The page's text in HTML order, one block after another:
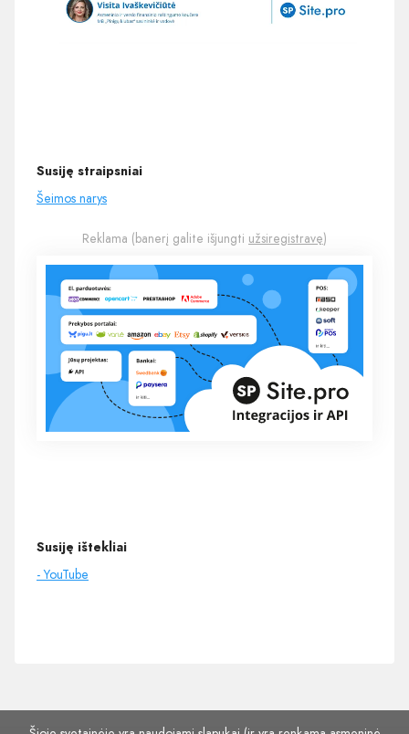
Susiję straipsniai
Šeimos narys
Reklama (banerį galite išjungti užsiregistravę)
Susiję ištekliai
- YouTube